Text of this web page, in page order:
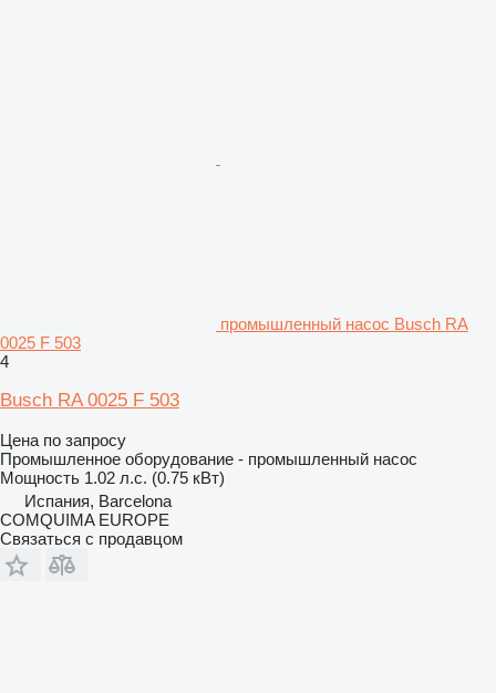
промышленный насос Busch RA
0025 F 503
4
Busch RA 0025 F 503
Цена по запросу
Промышленное оборудование - промышленный насос
Мощность 1.02 л.с. (0.75 кВт)
Испания, Barcelona
COMQUIMA EUROPE
Связаться с продавцом